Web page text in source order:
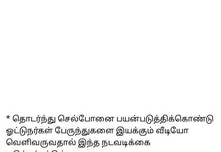
* தொடர்ந்து செல்போனை பயன்படுத்திக்கொண்டு
ஓட்டுநர்கள் பேருந்துகளை இயக்கும் வீடியோ
வெளிவருவதால் இந்த நடவடிக்கை